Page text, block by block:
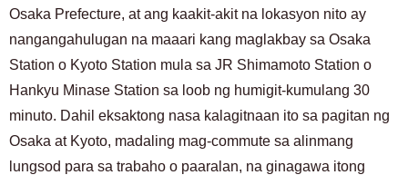
Osaka Prefecture, at ang kaakit-akit na lokasyon nito ay
nangangahulugan na maaari kang maglakbay sa Osaka
Station o Kyoto Station mula sa JR Shimamoto Station o
Hankyu Minase Station sa loob ng humigit-kumulang 30
minuto. Dahil eksaktong nasa kalagitnaan ito sa pagitan ng
Osaka at Kyoto, madaling mag-commute sa alinmang
lungsod para sa trabaho o paaralan, na ginagawa itong